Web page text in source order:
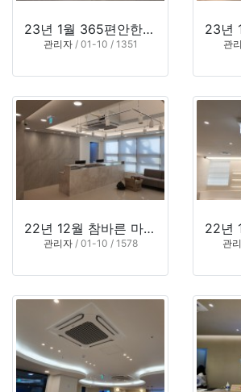
23년 1월 365편안한치과 (부산 연제구 연산동)
관리자/ 01-10 / 1351 관
22년 12월 참바른 마취통증의학과의원 (부산 사하구 당리동)
관리자/ 01-10 / 1578 관